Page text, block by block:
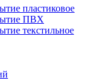
пластиковое
ПВХ
текстильное